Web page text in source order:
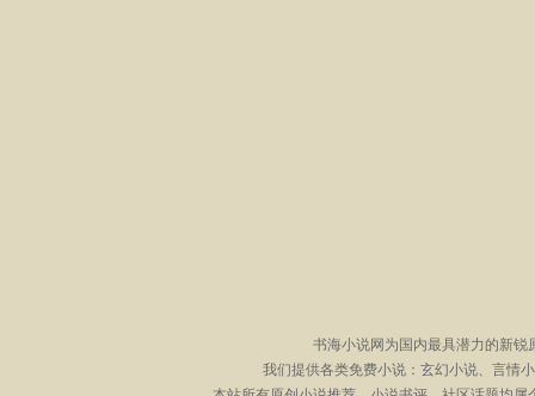
书海小说网为国内最具潜力的新
我们提供各类免费小说：玄幻小说、言情